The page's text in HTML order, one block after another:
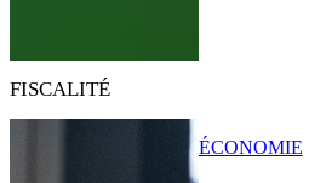
FISCALITÉ
ÉCONOMIE